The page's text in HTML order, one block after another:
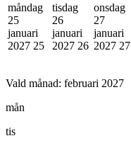
måndag
25
januari
2027 25
tisdag
26
januari
2027 26
onsdag
27
januari
2027 27
Vald månad: februari 2027
mån
tis